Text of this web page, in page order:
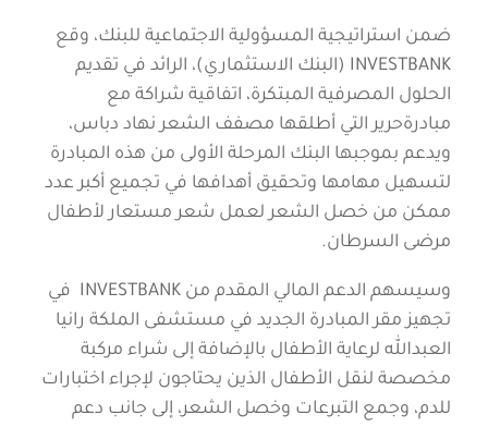
ضمن استراتيجية المسؤولية الاجتماعية للبنك، وقع
INVESTBANK (البنك الاستثماري)، الرائد في تقديم
الحلول المصرفية المبتكرة، اتفاقية شراكة مع
مبادرةحرير التي أطلقها مصفف الشعر نهاد دباس،
ويدعم بموجبها البنك المرحلة الأولى من هذه المبادرة
لتسهيل مهامها وتحقيق أهدافها في تجميع أكبر عدد
ممكن من خصل الشعر لعمل شعر مستعار لأطفال
مرضى السرطان.
وسيسهم الدعم المالي المقدم من INVESTBANK في
تجهيز مقر المبادرة الجديد في مستشفى الملكة رانيا
العبدالله لرعاية الأطفال بالإضافة إلى شراء مركبة
مخصصة لنقل الأطفال الذين يحتاجون لإجراء اختبارات
للدم، وجمع التبرعات وخصل الشعر، إلى جانب دعم